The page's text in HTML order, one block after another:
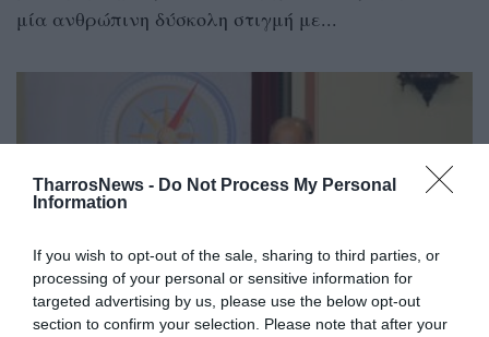
TharrosNews - Do Not Process My Personal
Information
If you wish to opt-out of the sale, sharing to third parties, or
processing of your personal or sensitive information for
targeted advertising by us, please use the below opt-out
section to confirm your selection. Please note that after your
μία ανθρώπινη δύσκολη στιγμή με...